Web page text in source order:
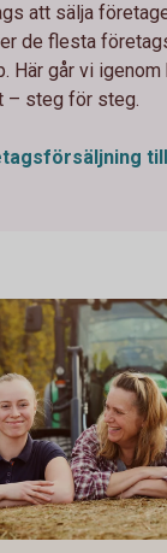
att sälja
de flesta
Här går vi
– steg för steg.